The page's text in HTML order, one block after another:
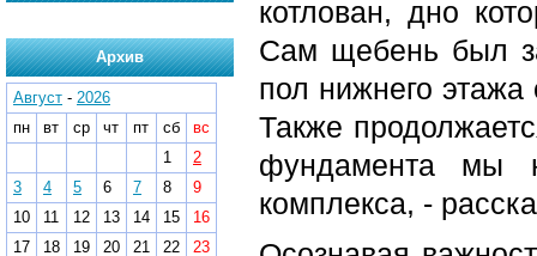
котлован, дно
Сам щебень был
пол нижнего
Также
фундамента мы
комплекса, -
Архив
Август - 2026
пн
вт ср чт пт сб
вс
1
2
3
4 5 6 7 8
9
10
11 12 13 14 15
16
17
18 19 20 21 22
23